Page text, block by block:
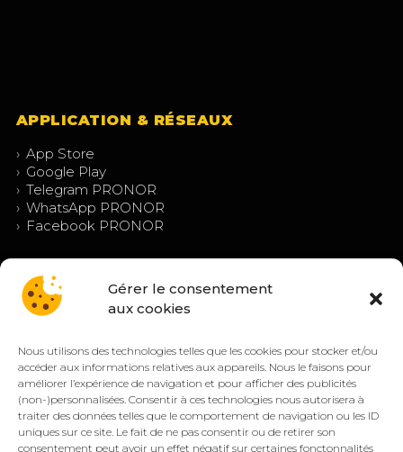
Gérer le consentement
aux cookies
Nous utilisons des technologies telles que les cookies pour stocker et/ou
accéder aux informations relatives aux appareils. Nous le faisons pour
améliorer l’expérience de navigation et pour afficher des publicités
(non-)personnalisées. Consentir à ces technologies nous autorisera à
traiter des données telles que le comportement de navigation ou les ID
uniques sur ce site. Le fait de ne pas consentir ou de retirer son
consentement peut avoir un effet négatif sur certaines fonctonnalités
APPLICATION & RÉSEAUX
› App Store
› Google Play
› Telegram PRONOR
› WhatsApp PRONOR
› Facebook PRONOR
© PRONOR 2019 – 2026 — Tous droits réservés.
Mentions légales
Confidentialité CGV/CGU Cookies (EU)